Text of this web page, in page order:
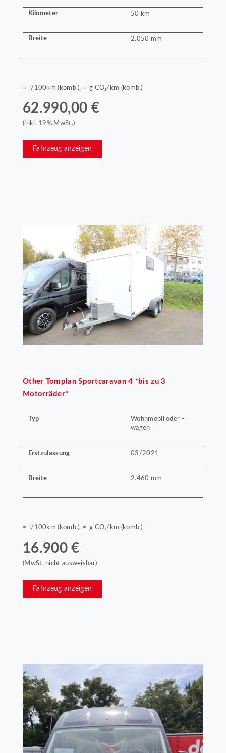
Kilometer 50 km
Breite 2.050 mm
≈ l/100km (komb.), ≈ g CO₂/km (komb.)
62.990,00 €
(inkl. 19% MwSt.)
Fahrzeug anzeigen
Other Tomplan Sportcaravan 4 *bis zu 3
Motorräder*
Typ
Wohnmobil oder -
wagen
Erstzulassung 03/2021
Breite 2.460 mm
≈ l/100km (komb.), ≈ g CO₂/km (komb.)
16.900 €
(MwSt. nicht ausweisbar)
Fahrzeug anzeigen